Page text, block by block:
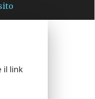
il link